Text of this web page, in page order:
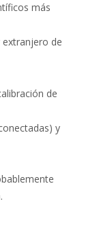
más
de
de
y